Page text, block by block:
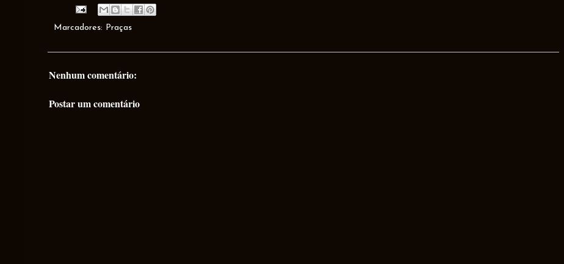
Marcadores: Praças
Nenhum comentário:
Postar um comentário